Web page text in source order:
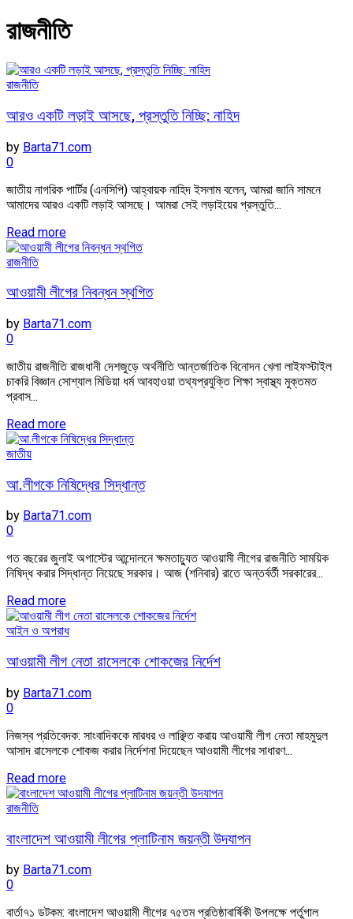
রাজনীতি
রাজনীতি
আরও একটি লড়াই আসছে, প্রস্তুতি নিচ্ছি: নাহিদ
by Barta71.com
0
জাতীয় নাগরিক পার্টির (এনসিপি) আহ্বায়ক নাহিদ ইসলাম বলেন, আমরা জানি সামনে
আমাদের আরও একটি লড়াই আসছে। আমরা সেই লড়াইয়ের প্রস্তুতি...
Read more
রাজনীতি
আওয়ামী লীগের নিবন্ধন স্থগিত
by Barta71.com
0
জাতীয় রাজনীতি রাজধানী দেশজুড়ে অর্থনীতি আন্তর্জাতিক বিনোদন খেলা লাইফস্টাইল
চাকরি বিজ্ঞান সোশ্যাল মিডিয়া ধর্ম আবহাওয়া তথ্যপ্রযুক্তি শিক্ষা স্বাস্থ্য মুক্তমত
প্রবাস...
Read more
জাতীয়
আ.লীগকে নিষিদ্ধের সিদ্ধান্ত
by Barta71.com
0
গত বছরের জুলাই অগাস্টের আন্দোলনে ক্ষমতাচ্যুত আওয়ামী লীগের রাজনীতি সাময়িক
নিষিদ্ধ করার সিদ্ধান্ত নিয়েছে সরকার। আজ (শনিবার) রাতে অন্তর্বর্তী সরকারের...
Read more
আইন ও অপরাধ
আওয়ামী লীগ নেতা রাসেলকে শোকজের নির্দেশ
by Barta71.com
0
নিজস্ব প্রতিবেদক: সাংবাদিককে মারধর ও লাঞ্ছিত করায় আওয়ামী লীগ নেতা মাহমুদুল
আসাদ রাসেলকে শোকজ করার নির্দেশনা দিয়েছেন আওয়ামী লীগের সাধারণ...
Read more
রাজনীতি
বাংলাদেশ আওয়ামী লীগের প্লাটিনাম জয়ন্তী উদযাপন
by Barta71.com
0
বার্তা৭১ ডটকম: বাংলাদেশ আওয়ামী লীগের ৭৫তম প্রতিষ্ঠাবার্ষিকী উপলক্ষে পর্তুগাল